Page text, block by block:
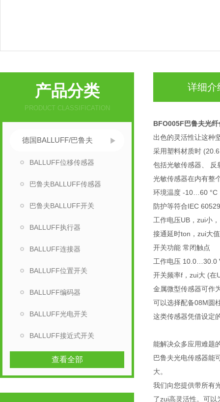
产品分类
PRODUCT CLASSIFICATION
德国BALLUFF/巴鲁夫
BALLUFF位移传感器
巴鲁夫BALLUFF传感器
巴鲁夫BALLUFF开关
BALLUFF执行器
BALLUFF连接器
BALLUFF位置开关
BALLUFF编码器
BALLUFF光电开关
BALLUFF接近式开关
查看全部
详细介
BFO005F巴鲁夫光
出色的灵活性让这种
采用塑料材质时
包括光敏传感器、 反
光敏传感器在内有整
环境温度 -10…60 °C
防护等符合IEC
工作电压UB，zui小
接通延时ton，zui大
开关功能 常闭触点
工作电压 10.0…30.0
开关频率f，zui大 (在
金属微型传感器可作
可以选择配备08M圆
这类传感器凭借设定
能解决众多应用难题
巴鲁夫光电传感器能
大。
我们向您提供带所有
了zui高灵活性。可